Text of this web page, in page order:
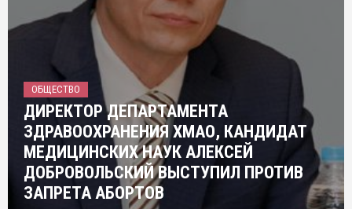
ОБЩЕСТВО
ДИРЕКТОР ДЕПАРТАМЕНТА
ЗДРАВООХРАНЕНИЯ ХМАО, КАНДИДАТ
МЕДИЦИНСКИХ НАУК АЛЕКСЕЙ
ДОБРОВОЛЬСКИЙ ВЫСТУПИЛ ПРОТИВ
ЗАПРЕТА АБОРТОВ